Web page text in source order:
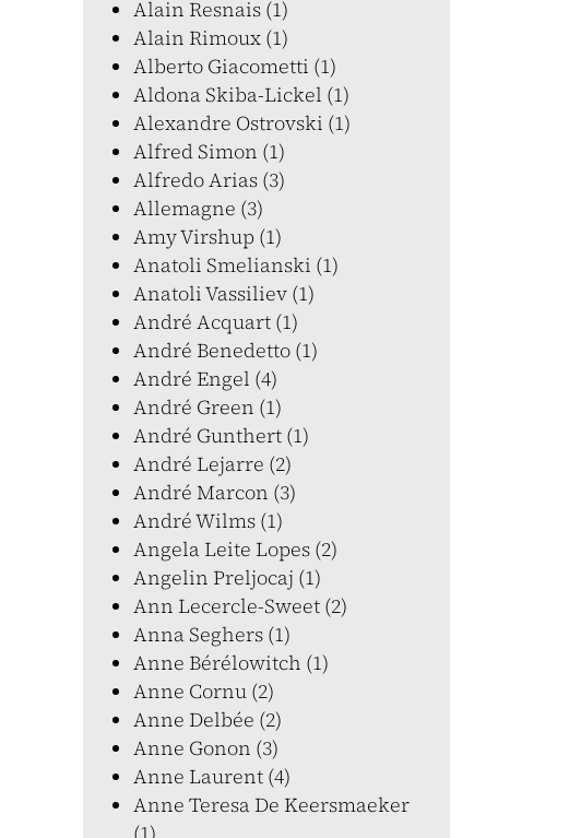
Alain Resnais (1)
Alain Rimoux (1)
Alberto Giacometti (1)
Aldona Skiba-Lickel (1)
Alexandre Ostrovski (1)
Alfred Simon (1)
Alfredo Arias (3)
Allemagne (3)
Amy Virshup (1)
Anatoli Smelianski (1)
Anatoli Vassiliev (1)
André Acquart (1)
André Benedetto (1)
André Engel (4)
André Green (1)
André Gunthert (1)
André Lejarre (2)
André Marcon (3)
André Wilms (1)
Angela Leite Lopes (2)
Angelin Preljocaj (1)
Ann Lecercle-Sweet (2)
Anna Seghers (1)
Anne Bérélowitch (1)
Anne Cornu (2)
Anne Delbée (2)
Anne Gonon (3)
Anne Laurent (4)
Anne Teresa De Keersmaeker